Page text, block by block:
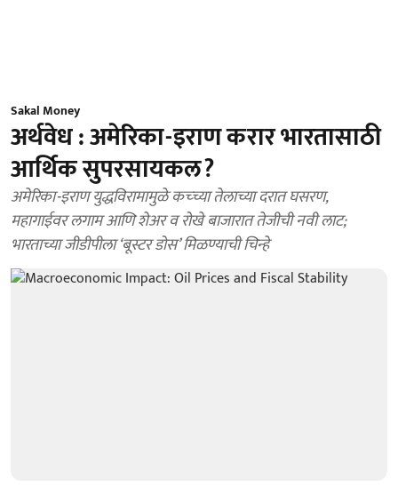
Sakal Money
अर्थवेध : अमेरिका-इराण करार भारतासाठी
आर्थिक सुपरसायकल?
अमेरिका-इराण युद्धविरामामुळे कच्च्या तेलाच्या दरात घसरण,
महागाईवर लगाम आणि शेअर व रोखे बाजारात तेजीची नवी लाट;
भारताच्या जीडीपीला ‘बूस्टर डोस’ मिळण्याची चिन्हे